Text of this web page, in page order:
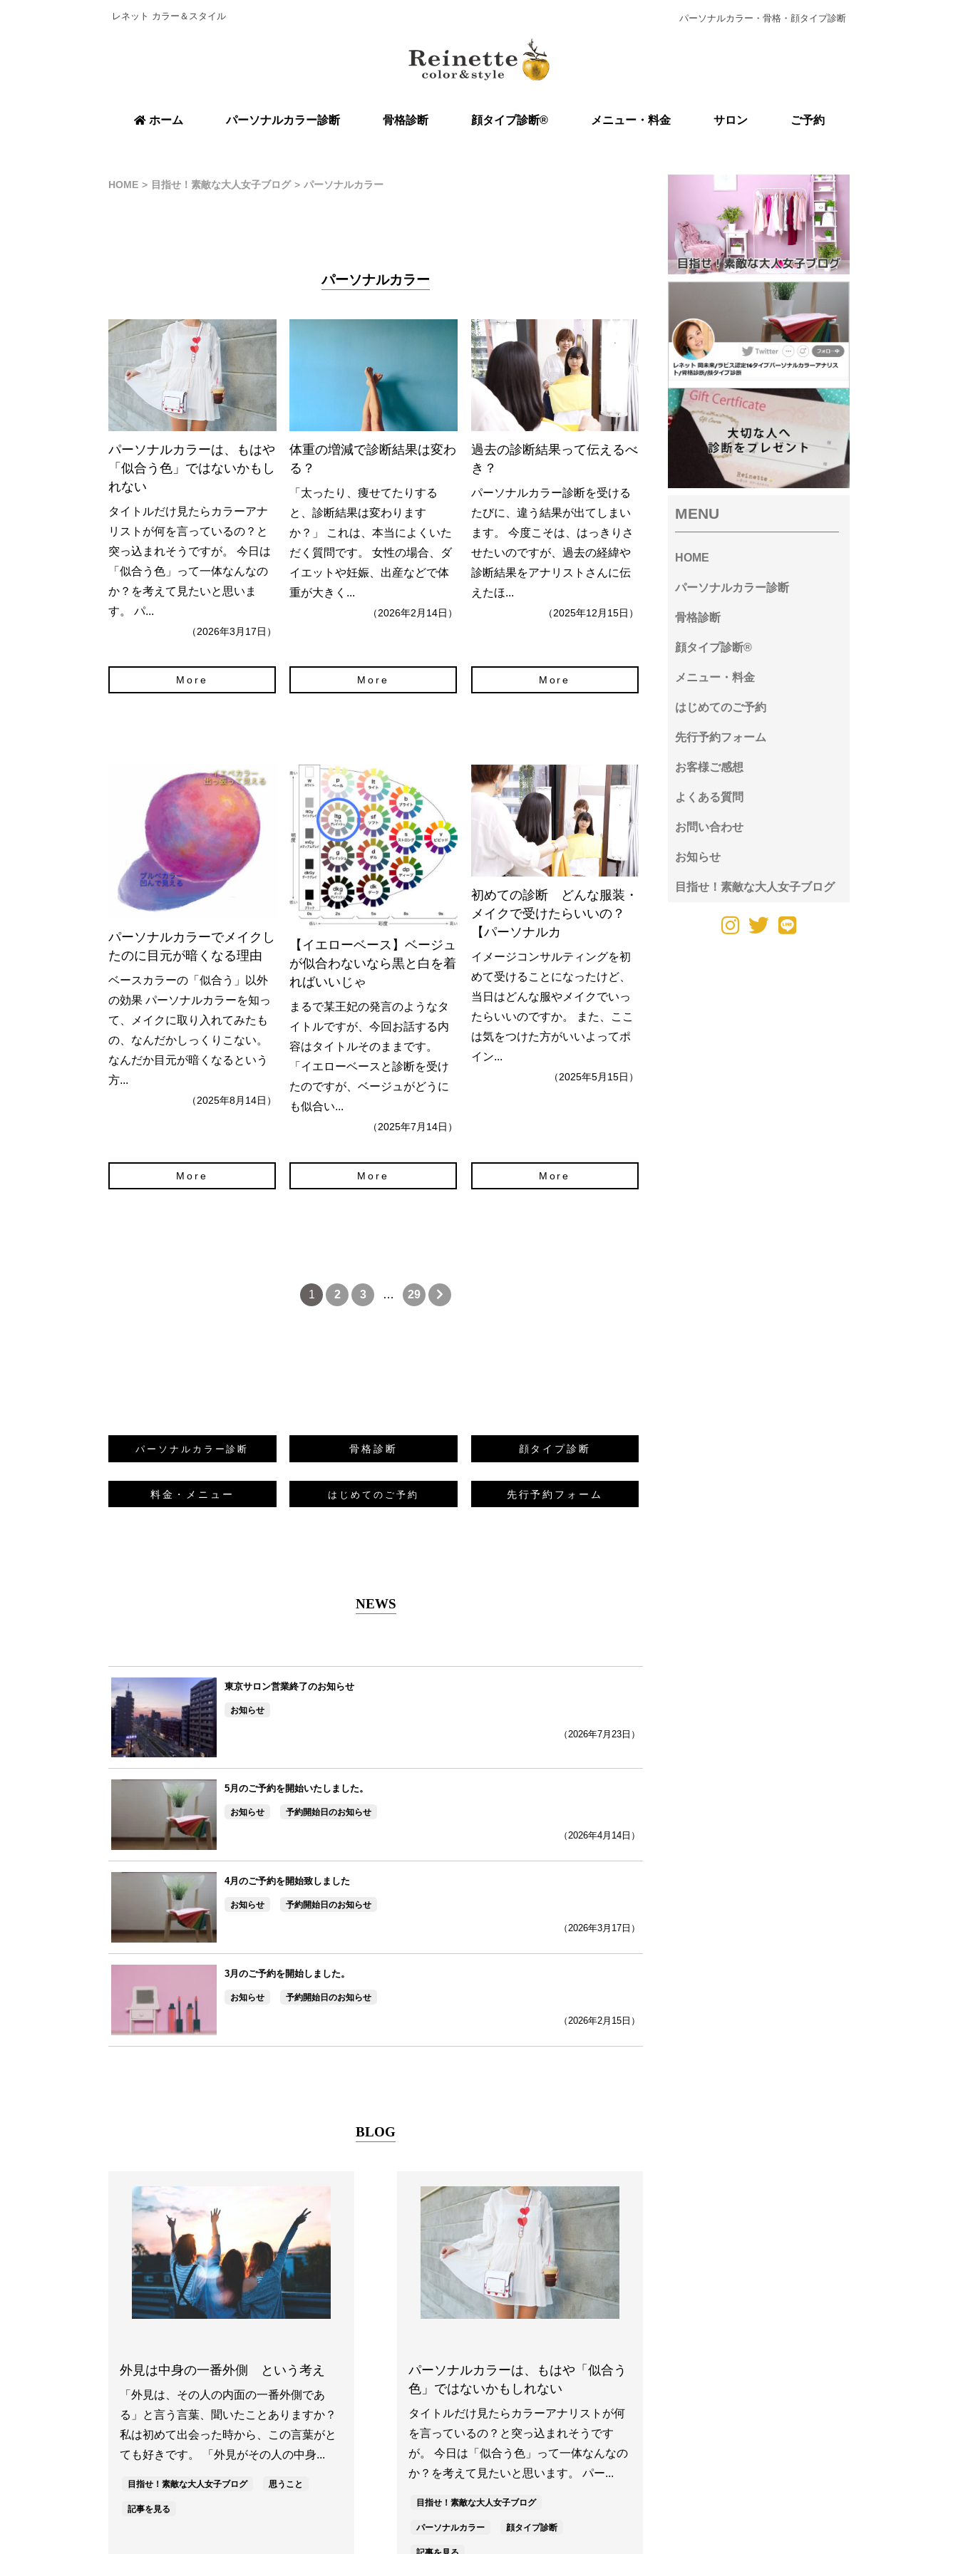
レネット カラー＆スタイル パーソナルカラー・骨格・顔タイプ診断
ホーム パーソナルカラー診断 骨格診断 顔タイプ診断®︎ メニュー・料金 サロン ご予約
HOME 目指せ！素敵な大人女子ブログ パーソナルカラー
パーソナルカラー
パーソナルカラーは、もはや
「似合う色」ではないかもし
れない
タイトルだけ見たらカラーアナ
リストが何を言っているの？と
突っ込まれそうですが。 今日は
「似合う色」って一体なんなの
か？を考えて見たいと思いま
す。 パ...
（2026年3月17日）
More
体重の増減で診断結果は変わ
る？
「太ったり、痩せてたりする
と、診断結果は変わります
か？」 これは、本当によくいた
だく質問です。 女性の場合、ダ
イエットや妊娠、出産などで体
重が大きく...
（2026年2月14日）
More
過去の診断結果って伝えるべ
き？
パーソナルカラー診断を受ける
たびに、違う結果が出てしまい
ます。 今度こそは、はっきりさ
せたいのですが、過去の経緯や
診断結果をアナリストさんに伝
えたほ...
（2025年12月15日）
More
パーソナルカラーでメイクし
たのに目元が暗くなる理由
ベースカラーの「似合う」以外
の効果 パーソナルカラーを知っ
て、メイクに取り入れてみたも
の、なんだかしっくりこない。
なんだか目元が暗くなるという
方...
（2025年8月14日）
More
【イエローベース】ベージュ
が似合わないなら黒と白を着
ればいいじゃ
まるで某王妃の発言のようなタ
イトルですが、今回お話する内
容はタイトルそのままです。
「イエローベースと診断を受け
たのですが、ベージュがどうに
も似合い...
（2025年7月14日）
More
初めての診断 どんな服装・
メイクで受けたらいいの？
【パーソナルカ
イメージコンサルティングを初
めて受けることになったけど、
当日はどんな服やメイクでいっ
たらいいのですか。 また、ここ
は気をつけた方がいいよってポ
イン...
（2025年5月15日）
More
1 2 3 … 29
パーソナルカラー診断 骨格診断 顔タイプ診断
料金・メニュー はじめてのご予約 先行予約フォーム
NEWS
東京サロン営業終了のお知らせ
お知らせ
（2026年7月23日）
5月のご予約を開始いたしました。
お知らせ 予約開始日のお知らせ
（2026年4月14日）
4月のご予約を開始致しました
お知らせ 予約開始日のお知らせ
（2026年3月17日）
3月のご予約を開始しました。
お知らせ 予約開始日のお知らせ
（2026年2月15日）
BLOG
外見は中身の一番外側 という考え
「外見は、その人の内面の一番外側であ
る」と言う言葉、聞いたことありますか？
私は初めて出会った時から、この言葉がと
ても好きです。 「外見がその人の中身...
目指せ！素敵な大人女子ブログ 思うこと
記事を見る
パーソナルカラーは、もはや「似合う
色」ではないかもしれない
タイトルだけ見たらカラーアナリストが何
を言っているの？と突っ込まれそうです
が。 今日は「似合う色」って一体なんなの
か？を考えて見たいと思います。 パー...
目指せ！素敵な大人女子ブログ
パーソナルカラー 顔タイプ診断
MENU
HOME
パーソナルカラー診断
骨格診断
顔タイプ診断®︎
メニュー・料金
はじめてのご予約
先行予約フォーム
お客様ご感想
よくある質問
お問い合わせ
お知らせ
目指せ！素敵な大人女子ブログ